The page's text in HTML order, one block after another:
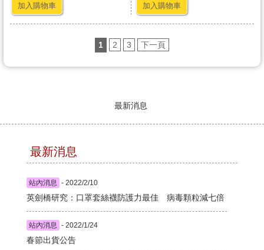
加入購物車 加入購物車
1 2 3 下一頁
最新消息
最新消息
站內消息 - 2022/2/10
英劍橋研究：口罩套絲襪防護力最佳 病毒顆粒減七倍
站內消息 - 2022/1/24
春節出貨公告